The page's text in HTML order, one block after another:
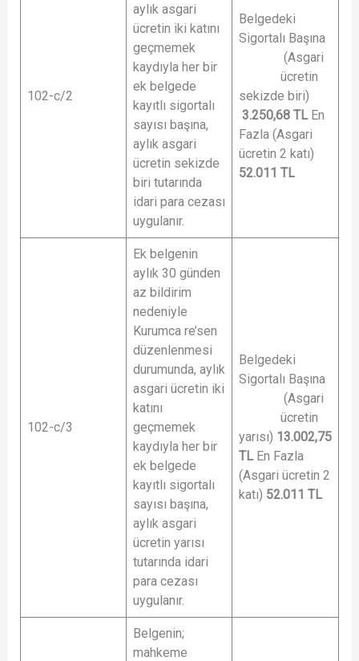
102-c/2
aylık asgari
ücretin iki katını
geçmemek
kaydıyla her bir
ek belgede
kayıtlı sigortalı
sayısı başına,
aylık asgari
ücretin sekizde
biri tutarında
idari para cezası
uygulanır.
Belgedeki
Sigortalı Başına
(Asgari
ücretin
sekizde biri)
3.250,68 TLEn
Fazla (Asgari
ücretin 2 katı)
52.011 TL
102-c/3
Ek belgenin
aylık 30 günden
az bildirim
nedeniyle
Kurumca re’sen
düzenlenmesi
durumunda, aylık
asgari ücretin iki
katını
geçmemek
kaydıyla her bir
ek belgede
kayıtlı sigortalı
sayısı başına,
aylık asgari
ücretin yarısı
tutarında idari
para cezası
uygulanır.
Belgedeki
Sigortalı Başına
(Asgari
ücretin
yarısı) 13.002,75
TLEn Fazla
(Asgari ücretin 2
katı) 52.011 TL
Belgenin;
mahkeme